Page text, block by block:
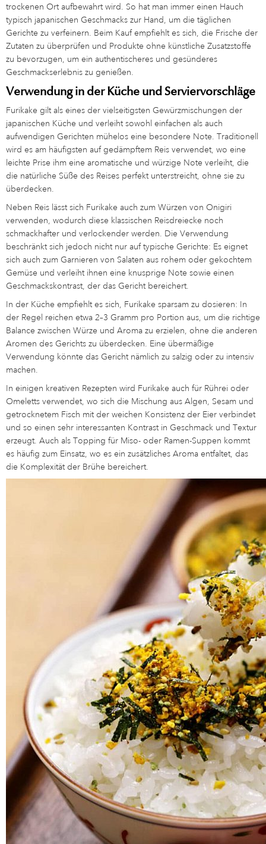
trockenen Ort aufbewahrt wird. So hat man immer einen Hauch
typisch japanischen Geschmacks zur Hand, um die täglichen
Gerichte zu verfeinern. Beim Kauf empfiehlt es sich, die Frische der
Zutaten zu überprüfen und Produkte ohne künstliche Zusatzstoffe
zu bevorzugen, um ein authentischeres und gesünderes
Geschmackserlebnis zu genießen.
Verwendung in der Küche und Serviervorschläge
Furikake gilt als eines der vielseitigsten Gewürzmischungen der
japanischen Küche und verleiht sowohl einfachen als auch
aufwendigen Gerichten mühelos eine besondere Note. Traditionell
wird es am häufigsten auf gedämpftem Reis verwendet, wo eine
leichte Prise ihm eine aromatische und würzige Note verleiht, die
die natürliche Süße des Reises perfekt unterstreicht, ohne sie zu
überdecken.
Neben Reis lässt sich Furikake auch zum Würzen von Onigiri
verwenden, wodurch diese klassischen Reisdreiecke noch
schmackhafter und verlockender werden. Die Verwendung
beschränkt sich jedoch nicht nur auf typische Gerichte: Es eignet
sich auch zum Garnieren von Salaten aus rohem oder gekochtem
Gemüse und verleiht ihnen eine knusprige Note sowie einen
Geschmackskontrast, der das Gericht bereichert.
In der Küche empfiehlt es sich, Furikake sparsam zu dosieren: In
der Regel reichen etwa 2–3 Gramm pro Portion aus, um die richtige
Balance zwischen Würze und Aroma zu erzielen, ohne die anderen
Aromen des Gerichts zu überdecken. Eine übermäßige
Verwendung könnte das Gericht nämlich zu salzig oder zu intensiv
machen.
In einigen kreativen Rezepten wird Furikake auch für Rührei oder
Omeletts verwendet, wo sich die Mischung aus Algen, Sesam und
getrocknetem Fisch mit der weichen Konsistenz der Eier verbindet
und so einen sehr interessanten Kontrast in Geschmack und Textur
erzeugt. Auch als Topping für Miso- oder Ramen-Suppen kommt
es häufig zum Einsatz, wo es ein zusätzliches Aroma entfaltet, das
die Komplexität der Brühe bereichert.